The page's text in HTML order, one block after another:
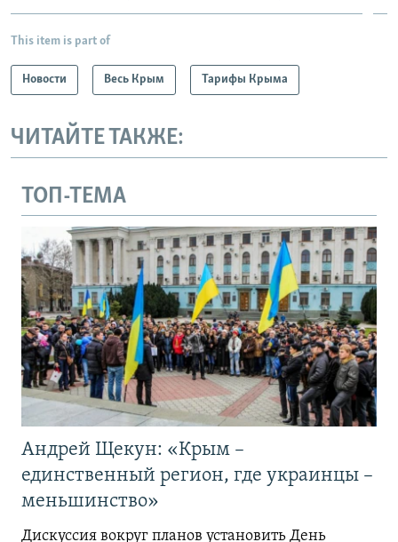
This item is part of
Новости Весь Крым Тарифы Крыма
ЧИТАЙТЕ ТАКЖЕ:
ТОП-ТЕМА
Андрей Щекун: «Крым –
единственный регион, где украинцы –
меньшинство»
Дискуссия вокруг планов установить День